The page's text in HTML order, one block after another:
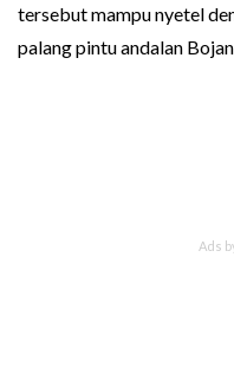
tersebut mampu nyetel
palang pintu andalan